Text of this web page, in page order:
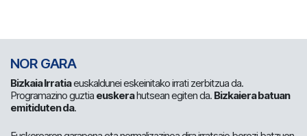
NOR GARA
Bizkaia Irratiaeuskaldunei eskeinitako irrati zerbitzua da.
Programazino guztia euskerahutsean egiten da. Bizkaiera batuan
emitiduten da.